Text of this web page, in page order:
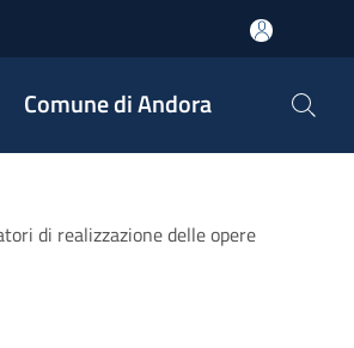
Comune di Andora
di realizzazione delle opere